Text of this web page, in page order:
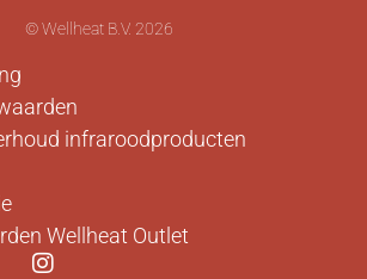
© Wellheat B.V. 2026
infraroodproducten
Wellheat Outlet